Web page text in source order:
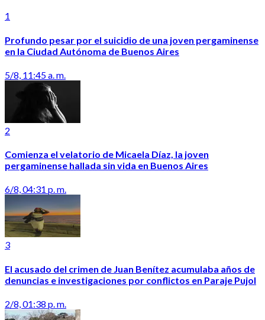
1
Profundo pesar por el suicidio de una joven pergaminense
en la Ciudad Autónoma de Buenos Aires
5/8, 11:45 a. m.
2
Comienza el velatorio de Micaela Díaz, la joven
pergaminense hallada sin vida en Buenos Aires
6/8, 04:31 p. m.
3
El acusado del crimen de Juan Benítez acumulaba años de
denuncias e investigaciones por conflictos en Paraje Pujol
2/8, 01:38 p. m.